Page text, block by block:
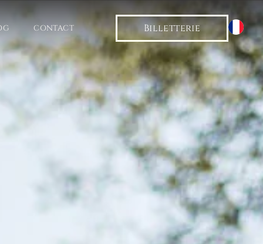
CONTACT Billetterie